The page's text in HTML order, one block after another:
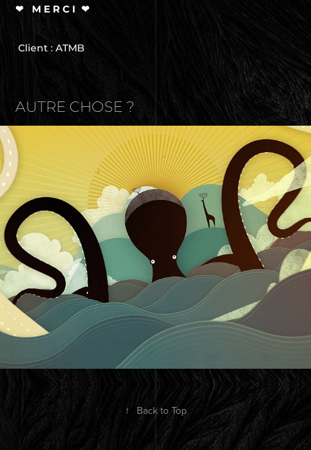
❤ M E R C I ❤
Client : ATMB
AUTRE CHOSE ?
Annecy Festival 2019
↑ Back to Top